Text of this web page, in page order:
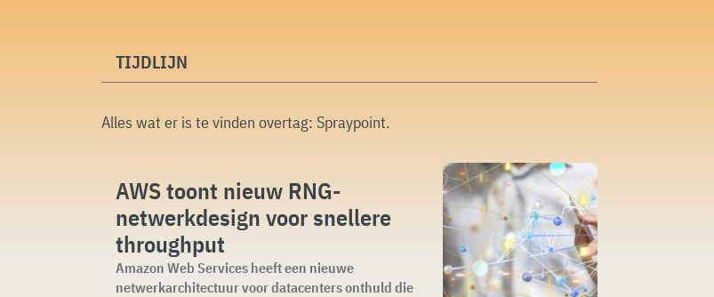
TIJDLIJN
Alles wat er is te vinden overtag: Spraypoint.
AWS toont nieuw RNG-
netwerkdesign voor snellere
throughput
Amazon Web Services heeft een nieuwe
netwerkarchitectuur voor datacenters onthuld die